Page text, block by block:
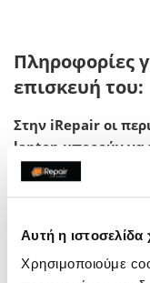
Αυτή η ιστοσελίδα
Χρησιμοποιούμε
Πληροφορίες
επισκευή του:
Στην iRepair οι
laptop μπορούν να
ώρες. Γνωρίζουμε
μπορούμε να σε
αποτελεσματικά.